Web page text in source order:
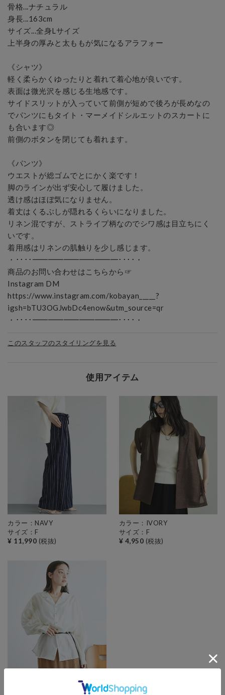
骨格...ナチュラル
身長...163cm
サイズ...全身Lサイズ
上半身の厚みと太ももが気になるアラフォー
《シャツ》
軽く柔らかくゆったりと着れて着心地が良いです。
表面は微光沢を感じる生地感です。
サイドスリットが入っていて前側が短めで後ろが長めなの
でパンツにもタイト・マーメイドシルエットのスカートに
も合います◎
前側のボタンを閉じても着れます。
《パンツ》
ウエストが総ゴムでとにかく楽です！
脚のラインが出ず安心して履けました。
透け感はほぼ気になりません。
着丈はくるぶしが隠れるくらいになりました。
リネン混ですが、ストライプ柄なのでシワ感は目立ちにく
いです。
着用感はリネンの肌触りを少し感じます。
・････━━━━━━━━━━━････・
商品のお問い合わせはこちらから☞
Instagram DM
https://www.instagram.com/kobayan_____?
igsh=bTU3OGJwbDc4enow&utm_source=qr
・････━━━━━━━━━━━････・
このスタッフのスタイリングを見る
使用アイテム
カラー：NAVY
サイズ：F
¥ 11,990 (税抜)
カラー：IVORY
サイズ：F
¥ 4,950 (税抜)